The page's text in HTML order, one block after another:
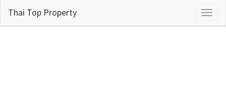
Thai Top Property